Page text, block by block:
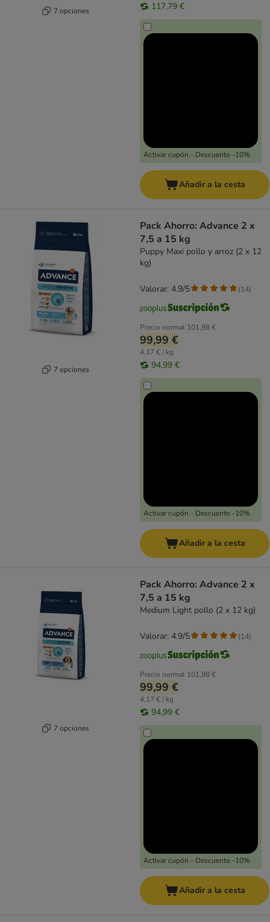
7 opciones 117,79 €
Activar cupón - Descuento -10%
Añadir a la cesta
7 opciones
Pack Ahorro: Advance 2 x
7,5 a 15 kg
Puppy Maxi pollo y arroz (2 x 12
kg)
Precio normal 101,98 €
99,99 €
4,17 € / kg
94,99 €
Activar cupón - Descuento -10%
Valorar: 4.9/5 (14)
Añadir a la cesta
7 opciones
Pack Ahorro: Advance 2 x
7,5 a 15 kg
Medium Light pollo (2 x 12 kg)
Precio normal 101,98 €
99,99 €
4,17 € / kg
94,99 €
Activar cupón - Descuento -10%
Valorar: 4.9/5 (14)
Añadir a la cesta